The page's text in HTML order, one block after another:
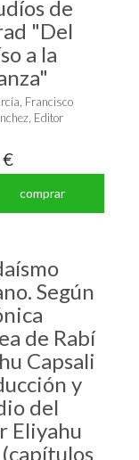
de
"Del
a la
Francisco
Editor
comprar
Según
de Rabí
Capsali
y
del
Eliyahu